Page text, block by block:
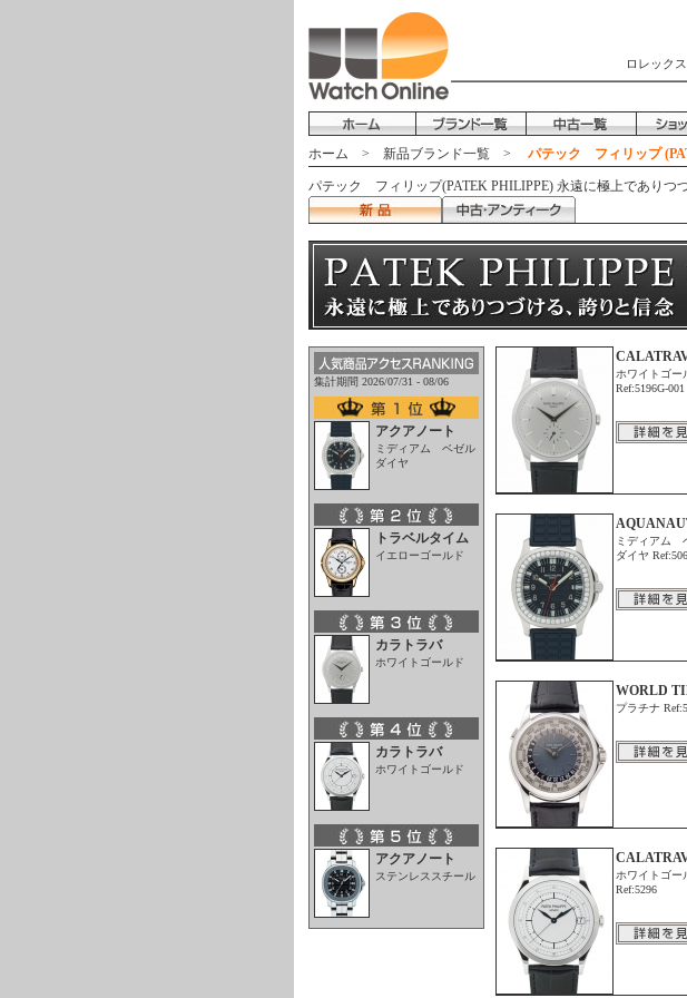
ロレック
ホーム > 新品ブランド一覧 > パテック フィリップ
パテック フィリップ(PATEK PHILIPPE) 永遠に極上でありつ
集計期間 2026/07/31 - 08/06
アクアノート
ミディアム ベゼル
ダイヤ
トラベルタイム
イエローゴールド
カラトラバ
ホワイトゴールド
カラトラバ
ホワイトゴールド
アクアノート
ステンレススチール
ホワイトゴー
Ref:5196G-001
ミディアム
ダイヤ
WORLD
プラチナ
ホワイトゴー
Ref:5296